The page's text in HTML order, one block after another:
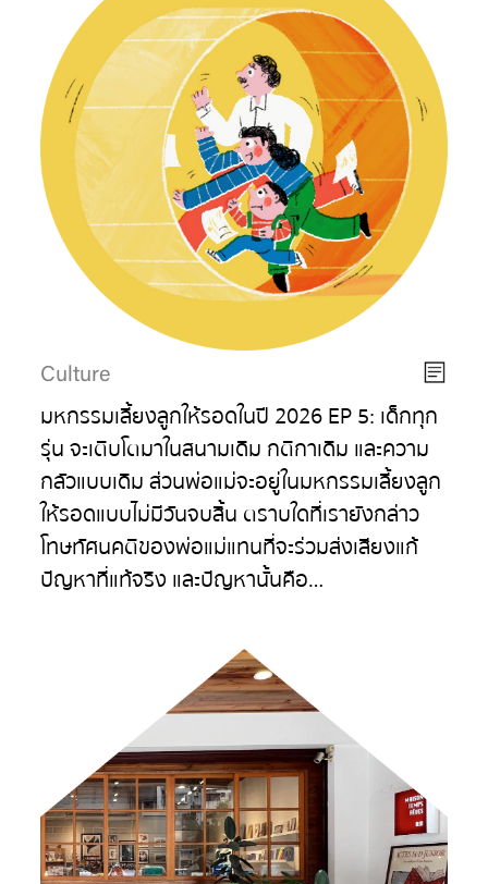
Culture
มหกรรมเลี้ยงลูกให้รอดในปี 2026 EP 5: เด็กทุก
รุ่น จะเติบโตมาในสนามเดิม กติกาเดิม และความ
กลัวแบบเดิม ส่วนพ่อแม่จะอยู่ในมหกรรมเลี้ยงลูก
ให้รอดแบบไม่มีวันจบสิ้น ตราบใดที่เรายังกล่าว
โทษทัศนคติของพ่อแม่แทนที่จะร่วมส่งเสียงแก้
ปัญหาที่แท้จริง และปัญหานั้นคือ…